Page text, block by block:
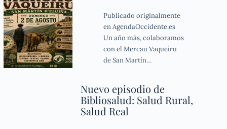
Publicado originalmente
en AgendaOccidente.es
Un año más, colaboramos
con el Mercau Vaqueiru
de San Martín…
Nuevo episodio de
Bibliosalud: Salud Rural,
Salud Real